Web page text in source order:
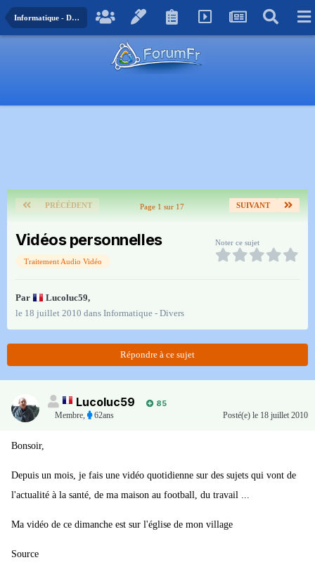
Informatique - Divers
PRÉCÉDENT SUIVANT
Page 1 sur 17
Vidéos personnelles
Traitement Audio Vidéo
Noter ce sujet
Par Lucoluc59,
le 18 juillet 2010 dans Informatique - Divers
Répondre à ce sujet
Lucoluc59
85
Membre, 62ans Posté(e) le 18 juillet 2010
Bonsoir,
Depuis un mois, je fais une vidéo quotidienne sur des sujets qui vont de
l'actualité à la santé, de ma maison au football, du travail ...
Ma vidéo de ce dimanche est sur l'église de mon village
Source